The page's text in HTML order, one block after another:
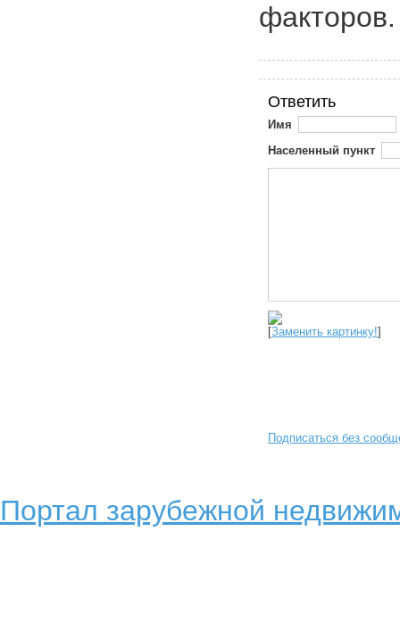
факторов.
Ответить
Имя
Населенный пункт
[Заменить картинку!]
Подписаться без
Портал зарубежной